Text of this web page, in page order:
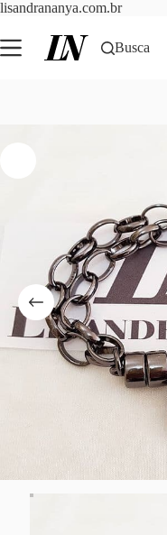
lisandrananya.com.brPular
o
conteúdo
Busca